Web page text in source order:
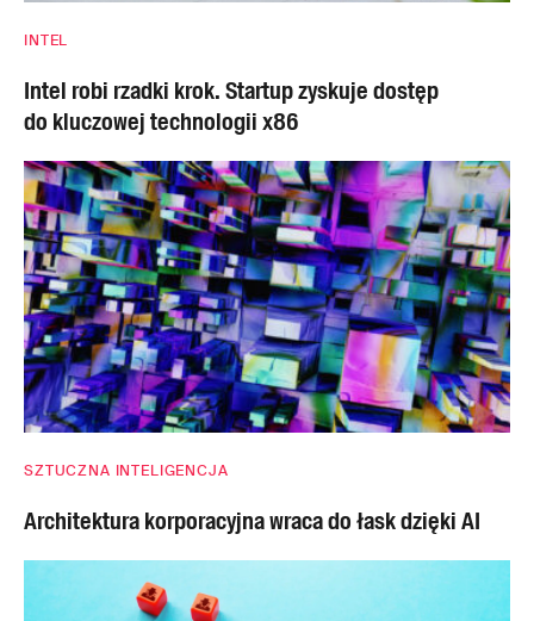
INTEL
Intel robi rzadki krok. Startup zyskuje dostęp
do kluczowej technologii x86
SZTUCZNA INTELIGENCJA
Architektura korporacyjna wraca do łask dzięki AI